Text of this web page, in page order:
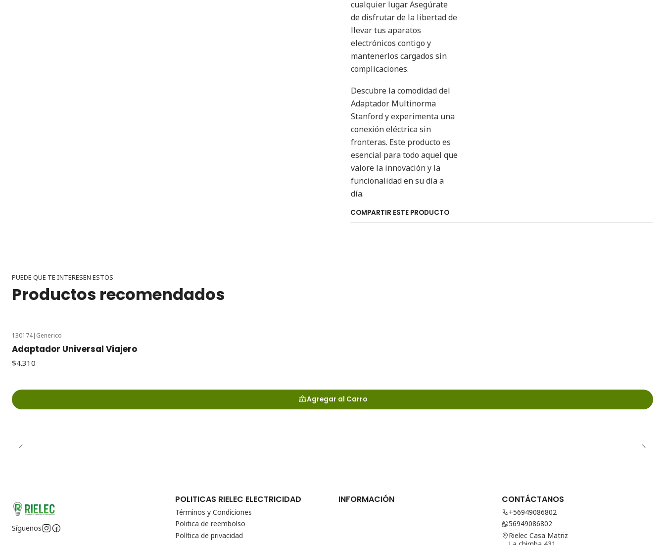
cualquier lugar. Asegúrate
de disfrutar de la libertad de
llevar tus aparatos
electrónicos contigo y
mantenerlos cargados sin
complicaciones.
Descubre la comodidad del
Adaptador Multinorma
Stanford y experimenta una
conexión eléctrica sin
fronteras. Este producto es
esencial para todo aquel que
valore la innovación y la
funcionalidad en su día a
día.
COMPARTIR ESTE PRODUCTO
PUEDE QUE TE INTERESEN ESTOS
Productos recomendados
130174| Generico
Adaptador Universal Viajero
$4.310
Agregar al Carro
Síguenos
POLITICAS RIELEC ELECTRICIDAD
Términos y Condiciones
Politica de reembolso
Política de privacidad
INFORMACIÓN CONTÁCTANOS
+56949086802
56949086802
Rielec Casa Matriz